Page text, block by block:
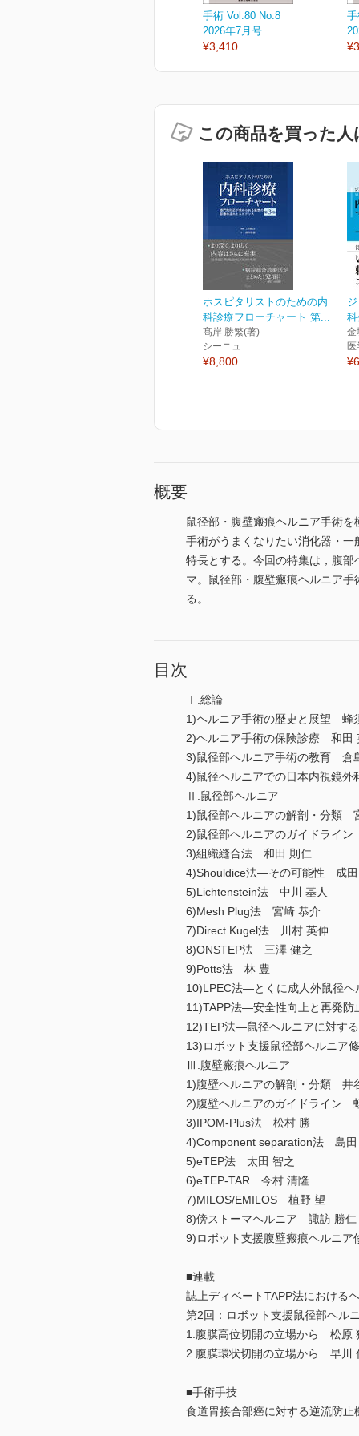
手術 Vol.80 No.8
2026年7月号
¥3,410
この商品を買った
ホスピタリストのための内
科診療フローチャート 第...
髙岸 勝繁(著)
シーニュ
¥8,800
金
概要
鼠径部・腹壁瘢痕ヘルニア手術
手術がうまくなりたい消化器・
特長とする。今回の特集は，腹
マ。鼠径部・腹壁瘢痕ヘルニア
る。
目次
Ⅰ.総論
1)ヘルニア手術の歴史と展望 蜂
2)ヘルニア手術の保険診療 和田
3)鼠径部ヘルニア手術の教育 倉
4)鼠径ヘルニアでの日本内視鏡
Ⅱ.鼠径部ヘルニア
1)鼠径部ヘルニアの解剖・分類
2)鼠径部ヘルニアのガイドライ
3)組織縫合法 和田 則仁
4)Shouldice法―その可能性 成田
5)Lichtenstein法 中川 基人
6)Mesh Plug法 宮崎 恭介
7)Direct Kugel法 川村 英伸
8)ONSTEP法 三澤 健之
9)Potts法 林 豊
10)LPEC法―とくに成人外鼠径
11)TAPP法―安全性向上と再発
12)TEP法―鼠径ヘルニアに対す
13)ロボット支援鼠径部ヘルニア
Ⅲ.腹壁瘢痕ヘルニア
1)腹壁ヘルニアの解剖・分類 井
2)腹壁ヘルニアのガイドライン
3)IPOM-Plus法 松村 勝
4)Component separation法 島田
5)eTEP法 太田 智之
6)eTEP-TAR 今村 清隆
7)MILOS/EMILOS 植野 望
8)傍ストーマヘルニア 諏訪 勝仁
9)ロボット支援腹壁瘢痕ヘルニ
■連載
誌上ディベートTAPP法における
第2回：ロボット支援鼠径部ヘル
1.腹膜高位切開の立場から 松原
2.腹膜環状切開の立場から 早川
■手術手技
食道胃接合部癌に対する逆流防